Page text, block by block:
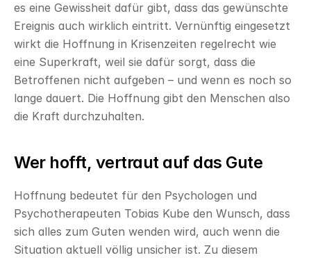
es eine Gewissheit dafür gibt, dass das gewünschte
Ereignis auch wirklich eintritt. Vernünftig eingesetzt
wirkt die Hoffnung in Krisenzeiten regelrecht wie
eine Superkraft, weil sie dafür sorgt, dass die
Betroffenen nicht aufgeben – und wenn es noch so
lange dauert. Die Hoffnung gibt den Menschen also
die Kraft durchzuhalten.
Wer hofft, vertraut auf das Gute
Hoffnung bedeutet für den Psychologen und
Psychotherapeuten Tobias Kube den Wunsch, dass
sich alles zum Guten wenden wird, auch wenn die
Situation aktuell völlig unsicher ist. Zu diesem